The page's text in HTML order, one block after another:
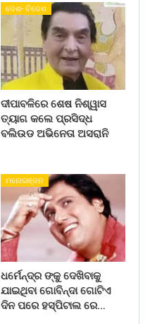
ଦେଶ- ବିଦେଶ
ଦୀପାବଳିରେ ଶେଷ ନିଶ୍ୱାସ
ତ୍ୟାଗ କଲେ ପ୍ରସିଦ୍ଧ
ବଲିଉଡ ଅଭିନେତା ଅସରାନି
ମନୋରଞ୍ଜନ
ଧର୍ମେନ୍ଦ୍ର ଙ୍କୁ ଦେଖିବାକୁ
ଯାଇଥିବା ଗୋବିନ୍ଦା ଗୋଟିଏ
ଦିନ ପରେ ହସ୍ପିଟାଲ ରେ…